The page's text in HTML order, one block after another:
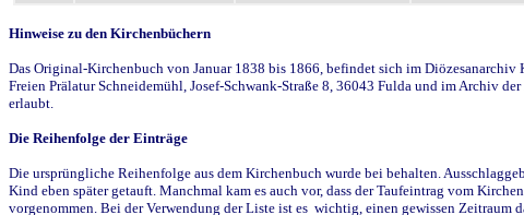
Hinweise zu den Kirchenbüchern
Das Original-Kirchenbuch von Januar 1838 bis 1866, befindet sich im
Freien Prälatur Schneidemühl, Josef-Schwank-Straße 8, 36043 Fulda und im Archiv
erlaubt.
Die Reihenfolge der Einträge
Die ursprüngliche Reihenfolge aus dem Kirchenbuch wurde bei behalten.
Kind eben später getauft. Manchmal kam es auch vor, dass der Taufeintrag vom
vorgenommen. Bei der Verwendung der Liste ist es wichtig, einen gewissen Zeitraum